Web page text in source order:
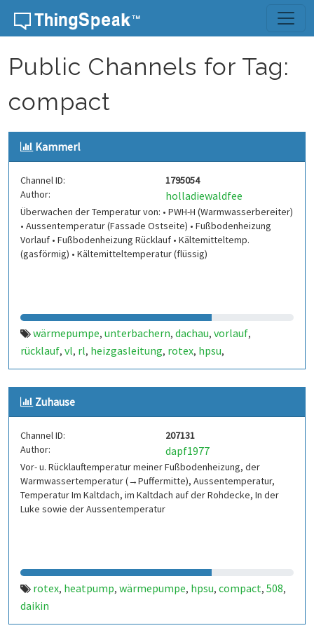
Skip to content
Public Channels for Tag:
compact
Kammerl
Channel ID:
1795054
Author:
holladiewaldfee
Überwachen der Temperatur von: • PWH-H (Warmwasserbereiter)
• Aussentemperatur (Fassade Ostseite) • Fußbodenheizung
Vorlauf • Fußbodenheizung Rücklauf • Kältemitteltemp.
(gasförmig) • Kältemitteltemperatur (flüssig)
wärmepumpe, unterbachern, dachau, vorlauf,
rücklauf, vl, rl, heizgasleitung, rotex, hpsu,
aussentemperatur,heizung,warmwasser,pwh-h,pwh,
esp8266,nodemcu,heatpump,outside,temperature,
temperatur
Zuhause
Channel ID:
207131
Author:
dapf1977
Vor- u. Rücklauftemperatur meiner Fußbodenheizung, der
Warmwassertemperatur (→Puffermitte), Aussentemperatur,
Temperatur Im Kaltdach, im Kaltdach auf der Rohdecke, In der
Luke sowie der Aussentemperatur
rotex, heatpump, wärmepumpe, hpsu, compact, 508,
daikin